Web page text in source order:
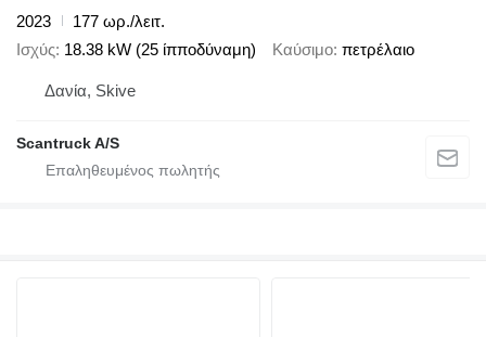
2023
177 ωρ./λειτ.
Ισχύς 18.38 kW (25 ίπποδύναμη) Καύσιμο πετρέλαιο
Δανία, Skive
Scantruck A/S